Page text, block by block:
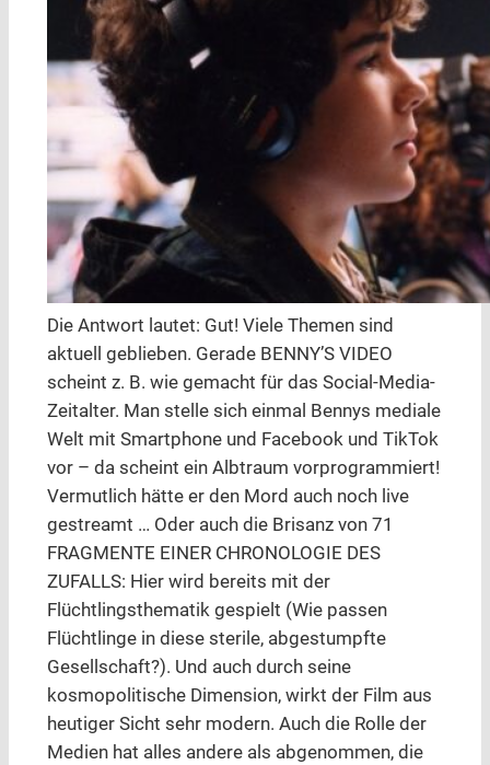
Die Antwort lautet: Gut! Viele Themen sind
aktuell geblieben. Gerade BENNY’S VIDEO
scheint z. B. wie gemacht für das Social-Media-
Zeitalter. Man stelle sich einmal Bennys mediale
Welt mit Smartphone und Facebook und TikTok
vor – da scheint ein Albtraum vorprogrammiert!
Vermutlich hätte er den Mord auch noch live
gestreamt … Oder auch die Brisanz von 71
FRAGMENTE EINER CHRONOLOGIE DES
ZUFALLS: Hier wird bereits mit der
Flüchtlingsthematik gespielt (Wie passen
Flüchtlinge in diese sterile, abgestumpfte
Gesellschaft?). Und auch durch seine
kosmopolitische Dimension, wirkt der Film aus
heutiger Sicht sehr modern. Auch die Rolle der
Medien hat alles andere als abgenommen, die